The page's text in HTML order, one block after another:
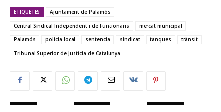
ETIQUETES
Ajuntament de Palamós
Central Sindical Independent i de Funcionaris
mercat municipal
Palamós
policia local sentencia sindicat tanques
trànsit
Tribunal Superior de Justícia de Catalunya